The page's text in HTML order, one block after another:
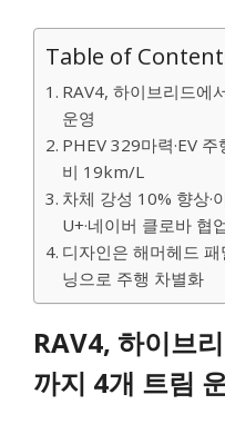
Table of
RAV4, 하이브리드에
운영
PHEV 329마력·EV
비 19km/L
차체 강성 10% 향상·
U+·네이버 클로바 협
디자인은 해머헤드
닝으로 주행 차별화
RAV4, 하이브
까지 4개 트림